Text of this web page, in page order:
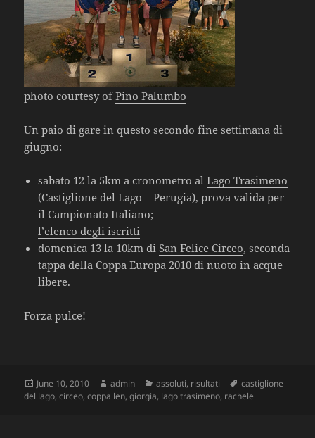
photo courtesy ofPino Palumbo
Un paio di gare in questo secondo fine settimana di
giugno:
sabato 12 la 5km a cronometro alLago Trasimeno
(Castiglione del Lago – Perugia), prova valida per
il Campionato Italiano;
l’elenco degli iscritti
domenica 13 la 10km diSan Felice Circeo, seconda
tappa della Coppa Europa 2010 di nuoto in acque
libere.
Forza pulce!
Posted
on
June 10, 2010 Author
admin Categories
assoluti, risultati Tags
castiglione
del lago,circeo,coppa len,giorgia, lago trasimeno, rachele